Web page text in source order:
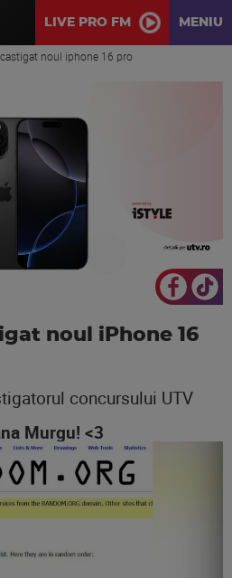
LIVE PRO FM MENIU
noul iphone 16 pro
noul iPhone 16
concursului UTV
Murgu! <3